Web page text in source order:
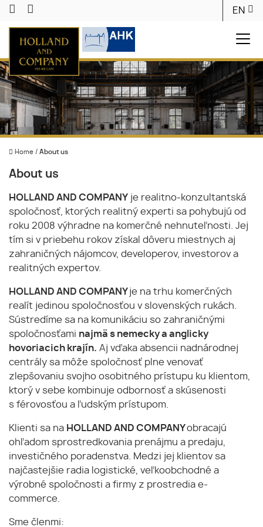
EN
Home / About us
About us
HOLLAND AND COMPANY je realitno-konzultantská
spoločnosť, ktorých realitný experti sa pohybujú od
roku 2008 výhradne na komerčné nehnuteľnosti. Jej
tím si v priebehu rokov získal dôveru miestnych aj
zahraničných nájomcov, developerov, investorov a
realitných expertov.
HOLLAND AND COMPANYje na trhu komerčných
realít jedinou spoločnosťou v slovenských rukách.
Sústredíme sa na komunikáciu so zahraničnými
spoločnosťami najmä s nemecky a anglicky
hovoriacich krajín. Aj vďaka absencii nadnárodnej
centrály sa môže spoločnosť plne venovať
zlepšovaniu svojho osobitného prístupu ku klientom,
ktorý v sebe kombinuje odbornosť a skúsenosti
s férovosťou a ľudským prístupom.
Klienti sa na HOLLAND AND COMPANYobracajú
ohľadom sprostredkovania prenájmu a predaju,
investičného poradenstva. Medzi jej klientov sa
najčastejšie radia logistické, veľkoobchodné a
výrobné spoločnosti a firmy z prostredia e-
commerce.
Sme členmi: